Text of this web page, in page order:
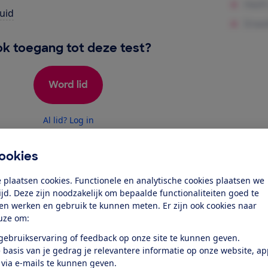
plaatsen cookies. Functionele en analytische cookies plaatsen we
Deze zijn noodzakelijk om bepaalde functionaliteiten goed te
werken en gebruik te kunnen meten. Er zijn ook cookies naar
om:
of feedback op onze site te kunnen geven.
basis van je gedrag je relevantere informatie op onze website,
e-mails te kunnen geven.
toegang tot deze test?
Word lid
Al lid? Log in
en schalen schoon en droog,